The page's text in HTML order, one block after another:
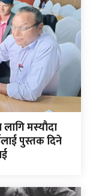
मस्याैदा
पुस्तक दिने